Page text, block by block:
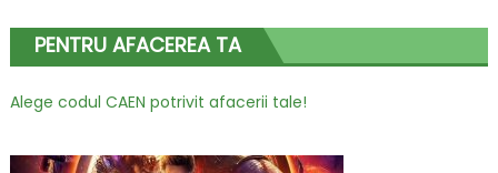
PENTRU AFACEREA TA
Alege codul CAEN potrivit afacerii tale!